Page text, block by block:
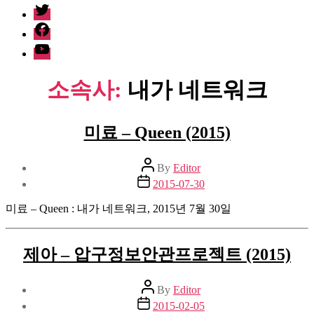
twitter
facebook
Youtube
소속사: 내가 네트워크
미료 – Queen (2015)
Post
author
By Editor
Post
date
2015-07-30
미료 – Queen : 내가 네트워크, 2015년 7월 30일
제아 – 압구정보안관프로젝트 (2015)
Post
author
By Editor
Post
date
2015-02-05